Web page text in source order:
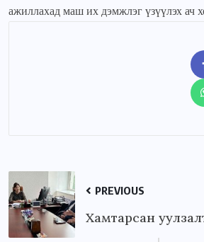
ажиллахад маш их дэмжлэг үзүүлэх ач
PREVIOUS
Хамтарсан